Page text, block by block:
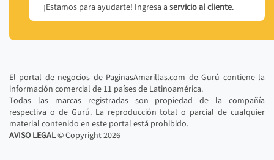
¡Estamos para ayudarte! Ingresa a servicio al cliente.
El portal de negocios de PaginasAmarillas.com de Gurú contiene la
información comercial de 11 países de Latinoamérica.
Todas las marcas registradas son propiedad de la compañía
respectiva o de Gurú. La reproducción total o parcial de cualquier
material contenido en este portal está prohibido.
AVISO LEGAL© Copyright2026